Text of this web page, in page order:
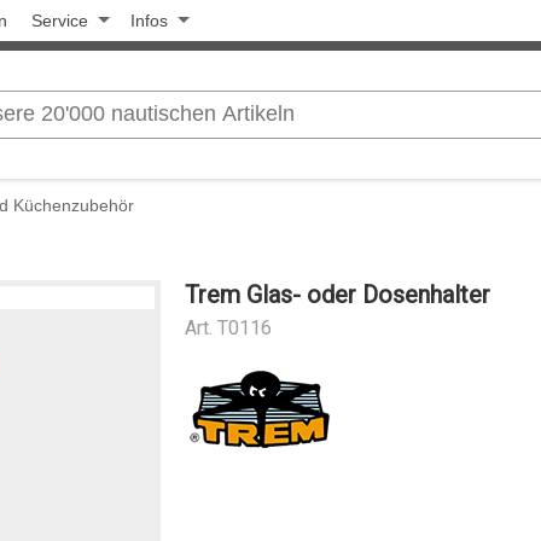
Service Infos
Küchenzubehör
Trem Glas- oder Dosenhalter
Art. T0116